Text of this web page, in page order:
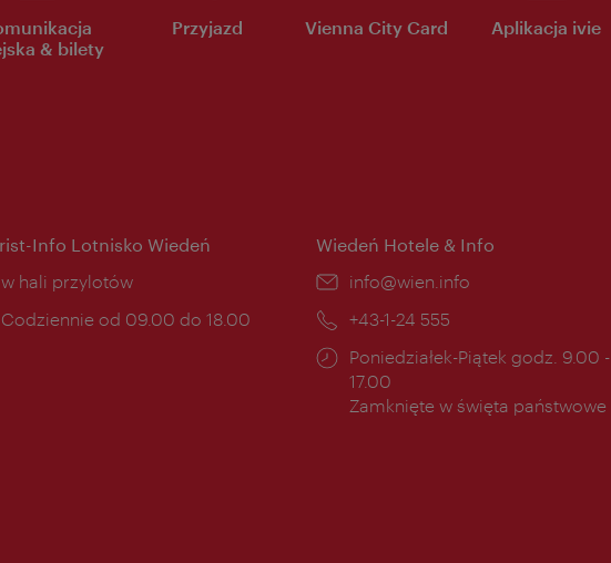
& bilety
Przyjazd Vienna City Card Aplikacja ivie
Info Lotnisko Wiedeń
Miejsce:
w hali przylotów
Godziny
Codziennie od 09.00 do 18.00
Wiedeń Hotele & Info
E-
info@wien.info
Telefon:
+43-1-24 555
Godziny
otwarcia:
Poniedziałek-Piątek godz. 9.00 -
17.00
Zamknięte w święta państwowe